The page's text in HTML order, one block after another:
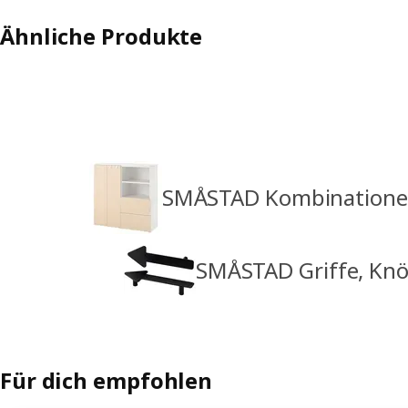
Ähnliche Produkte
SMÅSTAD
SMÅSTAD Griffe,
Für dich empfohlen